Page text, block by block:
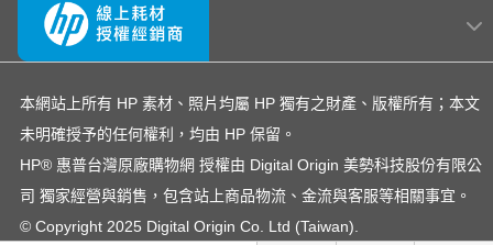
OfficeJet Pro 8710 hp 14-ep LaserJet M111w
OfficeJet 5200 series officejet 145
EliteBook rmn hsn 141c-4 DesignJet T650
150a 937 HP 410A LaserJet 4303fdw 碳粉
本網站上所有 HP 素材、照片均屬 HP 獨有之財產、版權所有；本文
未明確授予的任何權利，均由 HP 保留。
HP® 惠普台灣原廠購物網 授權由 Digital Origin 美勢科技股份有限公
司 獨家經營與銷售，包含站上商品物流、金流與客服等相關事宜。
© Copyright 2025 Digital Origin Co. Ltd (Taiwan).